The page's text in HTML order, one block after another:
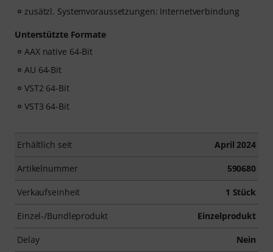
zusätzl. Systemvoraussetzungen: Internetverbindung
Unterstützte Formate
AAX native 64-Bit
AU 64-Bit
VST2 64-Bit
VST3 64-Bit
Erhältlich seit April 2024
Artikelnummer 590680
Verkaufseinheit 1 Stück
Einzel-/Bundleprodukt Einzelprodukt
Delay Nein